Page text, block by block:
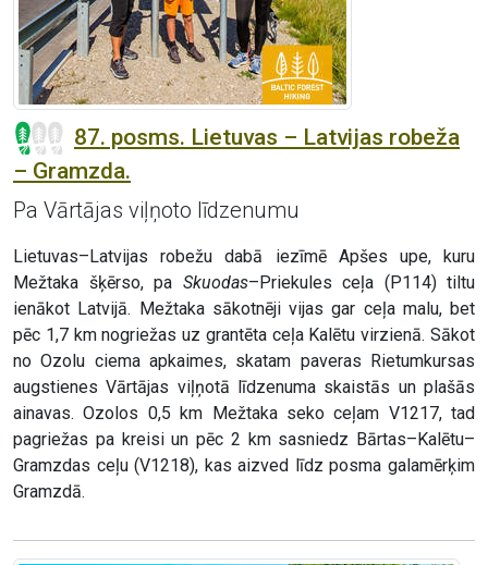
87. posms. Lietuvas – Latvijas robeža
– Gramzda.
Pa Vārtājas viļņoto līdzenumu
Lietuvas–Latvijas robežu dabā iezīmē Apšes upe, kuru
Mežtaka šķērso, pa Skuodas–Priekules ceļa (P114) tiltu
ienākot Latvijā. Mežtaka sākotnēji vijas gar ceļa malu, bet
pēc 1,7 km nogriežas uz grantēta ceļa Kalētu virzienā. Sākot
no Ozolu ciema apkaimes, skatam paveras Rietumkursas
augstienes Vārtājas viļņotā līdzenuma skaistās un plašās
ainavas. Ozolos 0,5 km Mežtaka seko ceļam V1217, tad
pagriežas pa kreisi un pēc 2 km sasniedz Bārtas–Kalētu–
Gramzdas ceļu (V1218), kas aizved līdz posma galamērķim
Gramzdā.